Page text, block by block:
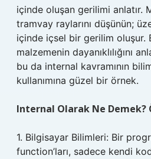
içinde oluşan gerilimi anlatır.
tramvay raylarını düşünün;
içinde içsel bir gerilim oluşur.
malzemenin dayanıklılığını
bu da internal kavramının
kullanımına güzel bir örnek.
Internal Olarak Ne
1. Bilgisayar Bilimleri: Bir
function’ları, sadece kendi